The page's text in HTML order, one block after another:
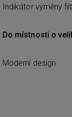
Indikátor výměny
Do místnosti o
Moderní design